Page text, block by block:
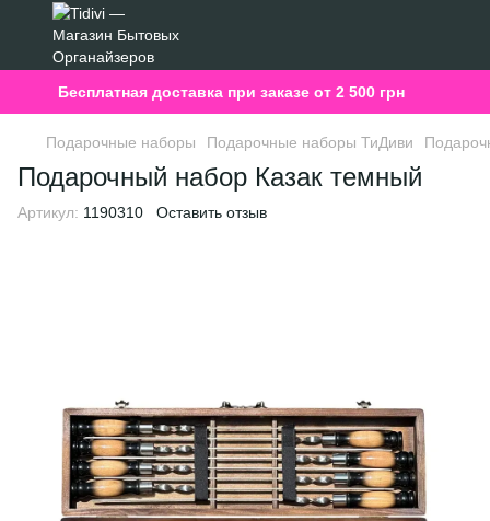
Бесплатная доставка при заказе от 2 500 грн
Подарочные наборы Подарочные наборы ТиДиви
Подарочный набор Казак темный
Артикул: 1190310 Оставить отзыв